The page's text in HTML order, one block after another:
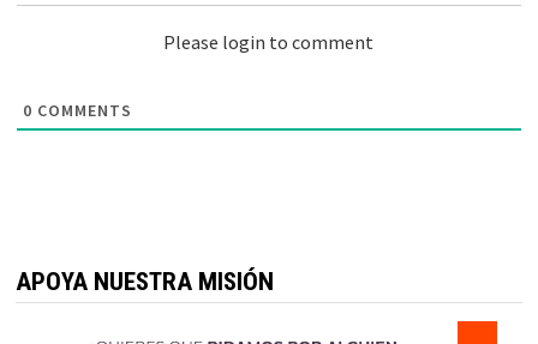
Please login to comment
0 COMMENTS
APOYA NUESTRA MISIÓN